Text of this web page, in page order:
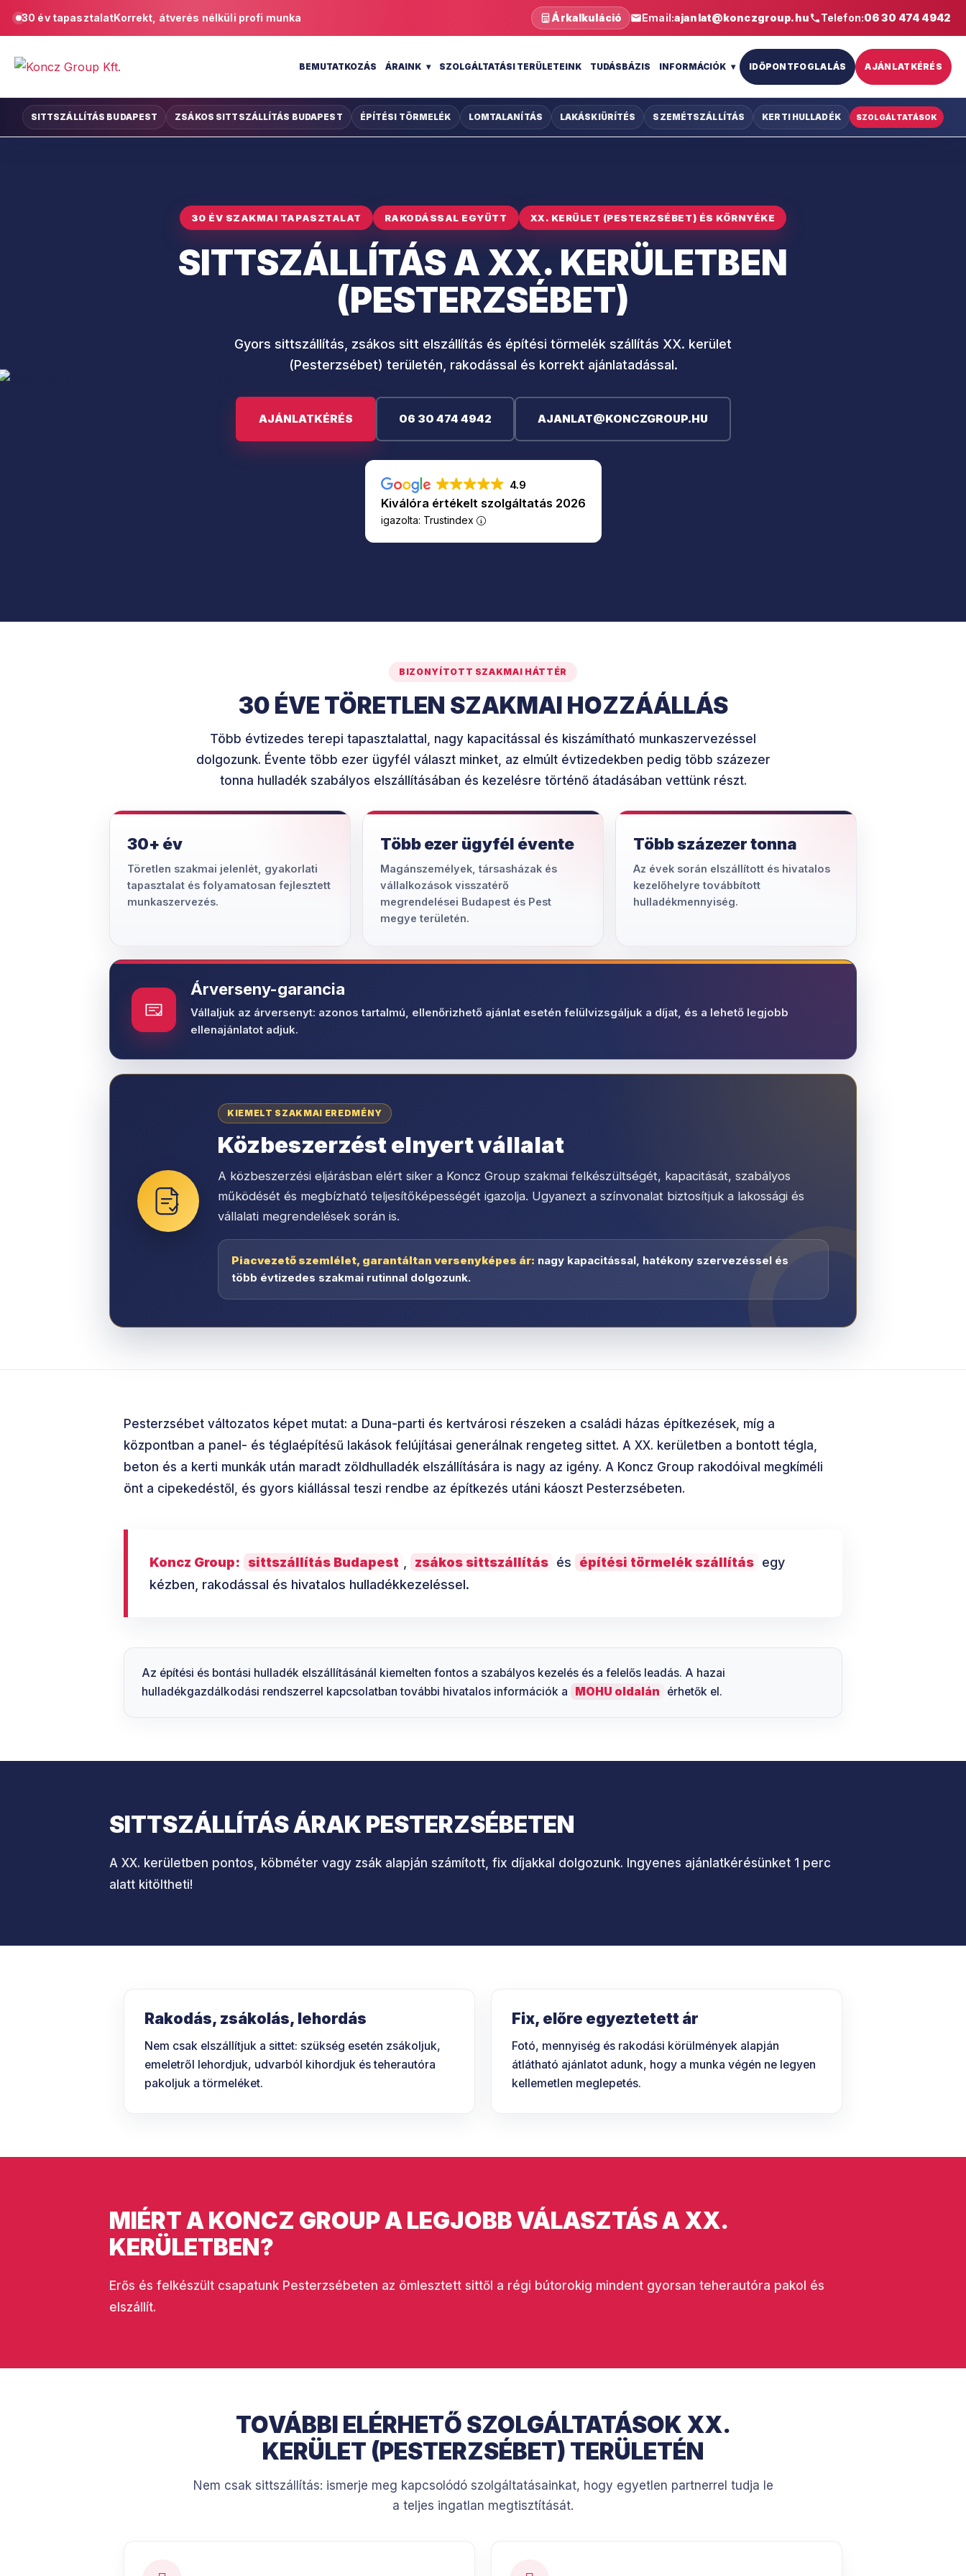
30 év tapasztalatKorrekt, átverés nélküli profi munka Árkalkuláció Email:ajanlat@konczgroup.hu Telefon:06 30 474 4942
BEMUTATKOZÁS ÁRAINK SZOLGÁLTATÁSI TERÜLETEINK TUDÁSBÁZIS INFORMÁCIÓK IDŐPONTFOGLALÁS AJÁNLATKÉRÉS
SITTSZÁLLÍTÁS BUDAPEST ZSÁKOS SITTSZÁLLÍTÁS BUDAPEST ÉPÍTÉSI TÖRMELÉK LOMTALANÍTÁS LAKÁSKIÜRÍTÉS SZEMÉTSZÁLLÍTÁS KERTI HULLADÉK SZOLGÁLTATÁSOK
30 ÉV SZAKMAI TAPASZTALAT RAKODÁSSAL EGYÜTT XX. KERÜLET (PESTERZSÉBET) ÉS KÖRNYÉKE
SITTSZÁLLÍTÁS A XX. KERÜLETBEN
(PESTERZSÉBET)
Gyors sittszállítás, zsákos sitt elszállítás és építési törmelék szállítás XX. kerület
(Pesterzsébet) területén, rakodással és korrekt ajánlatadással.
AJÁNLATKÉRÉS 06 30 474 4942 AJANLAT@KONCZGROUP.HU
4.9
Kiválóra értékelt szolgáltatás 2026
igazolta: Trustindex
BIZONYÍTOTT SZAKMAI HÁTTÉR
30 ÉVE TÖRETLEN SZAKMAI HOZZÁÁLLÁS
Több évtizedes terepi tapasztalattal, nagy kapacitással és kiszámítható munkaszervezéssel
dolgozunk. Évente több ezer ügyfél választ minket, az elmúlt évtizedekben pedig több százezer
tonna hulladék szabályos elszállításában és kezelésre történő átadásában vettünk részt.
30+ év
Töretlen szakmai jelenlét, gyakorlati
tapasztalat és folyamatosan fejlesztett
munkaszervezés.
Több ezer ügyfél évente
Magánszemélyek, társasházak és
vállalkozások visszatérő
megrendelései Budapest és Pest
megye területén.
Több százezer tonna
Az évek során elszállított és hivatalos
kezelőhelyre továbbított
hulladékmennyiség.
Árverseny-garancia
Vállaljuk az árversenyt: azonos tartalmú, ellenőrizhető ajánlat esetén felülvizsgáljuk a díjat, és a lehető legjobb
ellenajánlatot adjuk.
KIEMELT SZAKMAI EREDMÉNY
Közbeszerzést elnyert vállalat
A közbeszerzési eljárásban elért siker a Koncz Group szakmai felkészültségét, kapacitását, szabályos
működését és megbízható teljesítőképességét igazolja. Ugyanezt a színvonalat biztosítjuk a lakossági és
vállalati megrendelések során is.
Piacvezető szemlélet, garantáltan versenyképes ár: nagy kapacitással, hatékony szervezéssel és
több évtizedes szakmai rutinnal dolgozunk.
Pesterzsébet változatos képet mutat: a Duna-parti és kertvárosi részeken a családi házas építkezések, míg a
központban a panel- és téglaépítésű lakások felújításai generálnak rengeteg sittet. A XX. kerületben a bontott tégla,
beton és a kerti munkák után maradt zöldhulladék elszállítására is nagy az igény. A Koncz Group rakodóival megkíméli
önt a cipekedéstől, és gyors kiállással teszi rendbe az építkezés utáni káoszt Pesterzsébeten.
Koncz Group: sittszállítás Budapest zsákos sittszállítás és építési törmelék szállítás egy
kézben, rakodással és hivatalos hulladékkezeléssel.
Az építési és bontási hulladék elszállításánál kiemelten fontos a szabályos kezelés és a felelős leadás. A hazai
hulladékgazdálkodási rendszerrel kapcsolatban további hivatalos információk a
MOHU oldalán érhetők el.
SITTSZÁLLÍTÁS ÁRAK PESTERZSÉBETEN
A XX. kerületben pontos, köbméter vagy zsák alapján számított, fix díjakkal dolgozunk. Ingyenes ajánlatkérésünket 1 perc
alatt kitöltheti!
Rakodás, zsákolás, lehordás
Nem csak elszállítjuk a sittet: szükség esetén zsákoljuk,
emeletről lehordjuk, udvarból kihordjuk és teherautóra
pakoljuk a törmeléket.
Fix, előre egyeztetett ár
Fotó, mennyiség és rakodási körülmények alapján
átlátható ajánlatot adunk, hogy a munka végén ne legyen
kellemetlen meglepetés.
MIÉRT A KONCZ GROUP A LEGJOBB VÁLASZTÁS A XX.
KERÜLETBEN?
Erős és felkészült csapatunk Pesterzsébeten az ömlesztett sittől a régi bútorokig mindent gyorsan teherautóra pakol és
elszállít.
TOVÁBBI ELÉRHETŐ SZOLGÁLTATÁSOK XX.
KERÜLET (PESTERZSÉBET) TERÜLETÉN
Nem csak sittszállítás: ismerje meg kapcsolódó szolgáltatásainkat, hogy egyetlen partnerrel tudja le
a teljes ingatlan megtisztítását.